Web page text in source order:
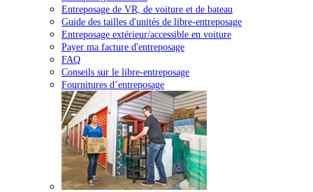
Entreposage de VR, de voiture et de bateau
Guide des tailles d'unités de libre-entreposage
Entreposage extérieur/accessible en voiture
Payer ma facture d'entreposage
FAQ
Conseils sur le libre-entreposage
Fournitures d’entreposage